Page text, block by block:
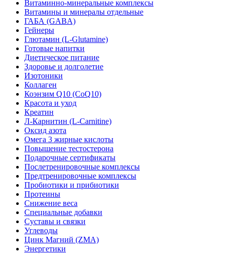
Витаминно-минеральные комплексы
Витамины и минералы отдельные
ГАБА (GABA)
Гейнеры
Глютамин (L-Glutamine)
Готовые напитки
Диетическое питание
Здоровье и долголетие
Изотоники
Коллаген
Коэнзим Q10 (CoQ10)
Красота и уход
Креатин
Л-Карнитин (L-Сarnitine)
Оксид азота
Омега 3 жирные кислоты
Повышение тестостерона
Подарочные сертификаты
Послетренировочные комплексы
Предтренировочные комплексы
Пробиотики и прибиотики
Протеины
Снижение веса
Специальные добавки
Суставы и связки
Углеводы
Цинк Магний (ZMA)
Энергетики